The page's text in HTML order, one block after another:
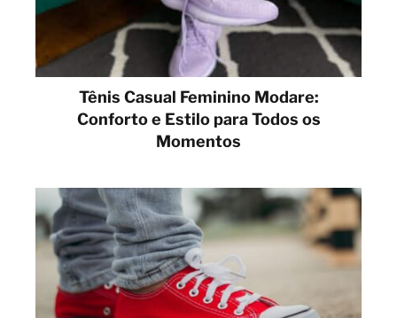
Tênis Casual Feminino Modare:
Conforto e Estilo para Todos os
Momentos